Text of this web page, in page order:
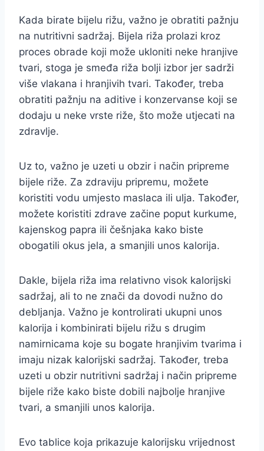
Kada birate bijelu rižu, važno je obratiti pažnju
na nutritivni sadržaj. Bijela riža prolazi kroz
proces obrade koji može ukloniti neke hranjive
tvari, stoga je smeđa riža bolji izbor jer sadrži
više vlakana i hranjivih tvari. Također, treba
obratiti pažnju na aditive i konzervanse koji se
dodaju u neke vrste riže, što može utjecati na
zdravlje.
Uz to, važno je uzeti u obzir i način pripreme
bijele riže. Za zdraviju pripremu, možete
koristiti vodu umjesto maslaca ili ulja. Također,
možete koristiti zdrave začine poput kurkume,
kajenskog papra ili češnjaka kako biste
obogatili okus jela, a smanjili unos kalorija.
Dakle, bijela riža ima relativno visok kalorijski
sadržaj, ali to ne znači da dovodi nužno do
debljanja. Važno je kontrolirati ukupni unos
kalorija i kombinirati bijelu rižu s drugim
namirnicama koje su bogate hranjivim tvarima i
imaju nizak kalorijski sadržaj. Također, treba
uzeti u obzir nutritivni sadržaj i način pripreme
bijele riže kako biste dobili najbolje hranjive
tvari, a smanjili unos kalorija.
Evo tablice koja prikazuje kalorijsku vrijednost